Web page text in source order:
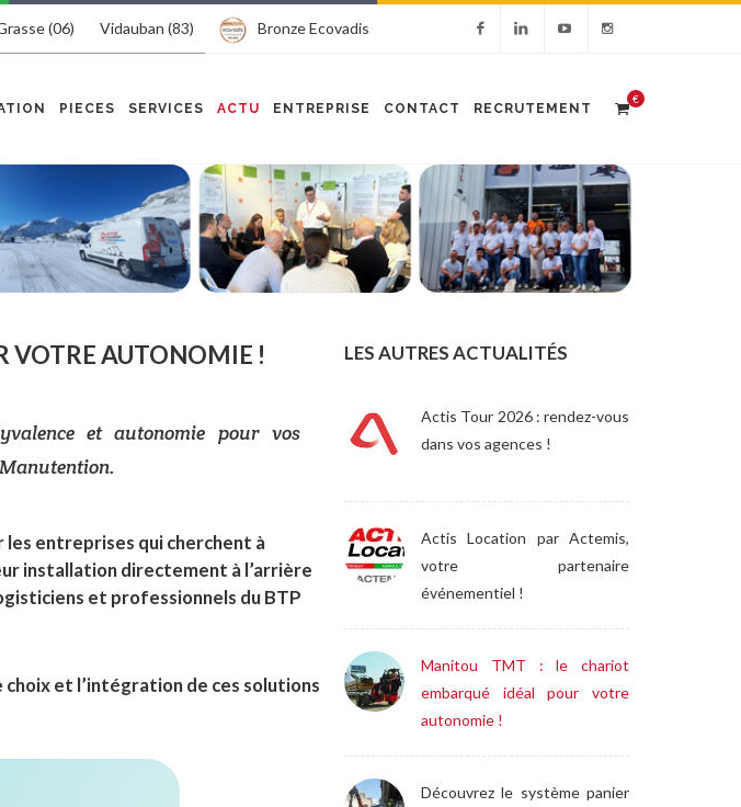
(06) Vidauban (83) Bronze Ecovadis
PIECES SERVICES ACTU ENTREPRISE CONTACT RECRUTEMENT
€
VOTRE AUTONOMIE !
et autonomie pour vos
les entreprises qui cherchent à
installation directement à l’arrière
et professionnels du BTP
choix et l’intégration de ces solutions
LES AUTRES ACTUALITÉS
Actis Tour 2026 : rendez-vous
dans vos agences !
Actis Location par Actemis,
votre partenaire
événementiel !
Manitou TMT : le chariot
embarqué idéal pour votre
autonomie !
Découvrez le système panier